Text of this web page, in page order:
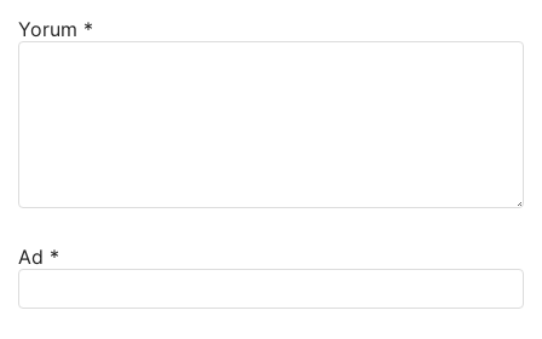
Yorum *
Ad *